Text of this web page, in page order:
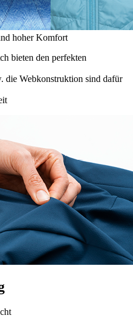
hoher Komfort
bieten den perfekten
die Webkonstruktion sind dafür